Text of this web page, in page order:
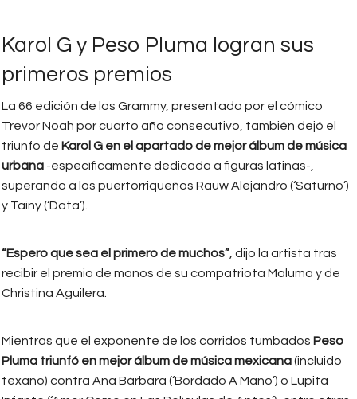
Karol G y Peso Pluma logran sus
primeros premios
La 66 edición de los Grammy, presentada por el cómico
Trevor Noah por cuarto año consecutivo, también dejó el
triunfo de Karol G en el apartado de mejor álbum de música
urbana -específicamente dedicada a figuras latinas-,
superando a los puertorriqueños Rauw Alejandro (‘Saturno’)
y Tainy (‘Data’).
“Espero que sea el primero de muchos” , dijo la artista tras
recibir el premio de manos de su compatriota Maluma y de
Christina Aguilera.
Mientras que el exponente de los corridos tumbados Peso
Pluma triunfó en mejor álbum de música mexicana(incluido
texano) contra Ana Bárbara (‘Bordado A Mano’) o Lupita